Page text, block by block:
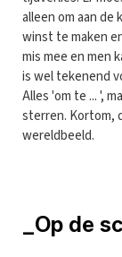
alleen om aan de
winst te maken
mis mee en men
is wel tekenend
Alles 'om te ... ',
sterren. Kortom,
wereldbeeld.
_Op de